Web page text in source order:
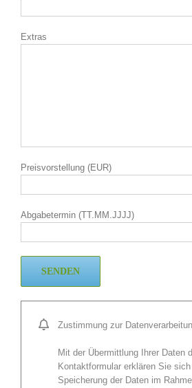
Extras
Preisvorstellung (EUR)
Abgabetermin (TT.MM.JJJJ)
Zustimmung zur
Mit der Übermittlung Ihrer Daten
Kontaktformular erklären Sie
Speicherung der Daten im